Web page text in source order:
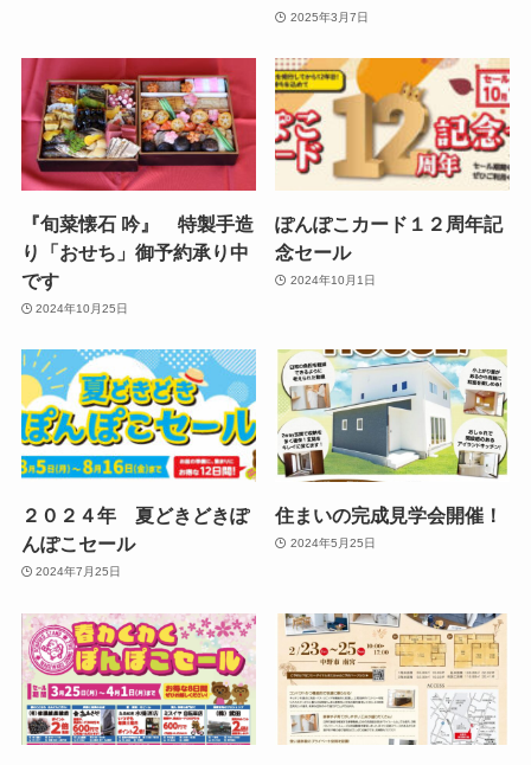
2025年3月7日
『旬菜懐石 吟』 特製手造
り「おせち」御予約承り中
です
2024年10月25日
ぽんぽこカード１２周年記
念セール
2024年10月1日
２０２４年 夏どきどきぽ
んぽこセール
2024年7月25日
住まいの完成見学会開催！
2024年5月25日